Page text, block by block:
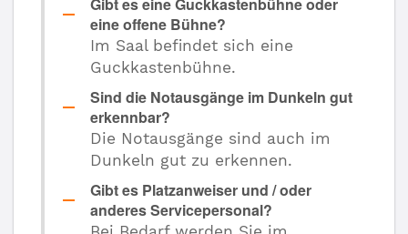
eine offene Bühne?
Im Saal befindet sich eine
Guckkastenbühne.
Sind die Notausgänge im Dunkeln gut
erkennbar?
Die Notausgänge sind auch im
Dunkeln gut zu erkennen.
Gibt es Platzanweiser und / oder
anderes Servicepersonal?